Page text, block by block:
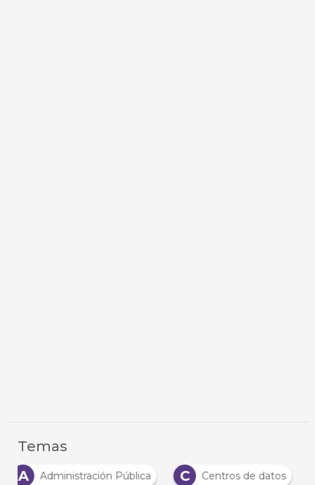
Temas
A
Administración Pública C Centros de datos